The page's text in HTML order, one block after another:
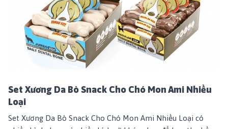
Set Xương Da Bò Snack Cho Chó Mon Ami Nhiều
Loại
Set Xương Da Bò Snack Cho Chó Mon Ami Nhiều Loại có